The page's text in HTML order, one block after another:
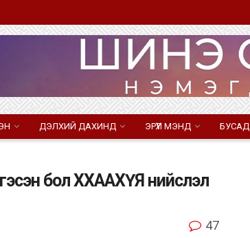
ДЭЛХИЙ ДАХИНД ЭРҮҮЛ МЭНД БУСАД
бол ХХААХҮЯ нийслэл
47